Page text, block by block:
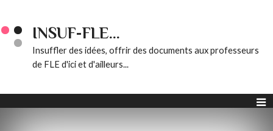
INSUF-FLE...
Insuffler des idées, offrir des documents aux professeurs
de FLE d'ici et d'ailleurs...